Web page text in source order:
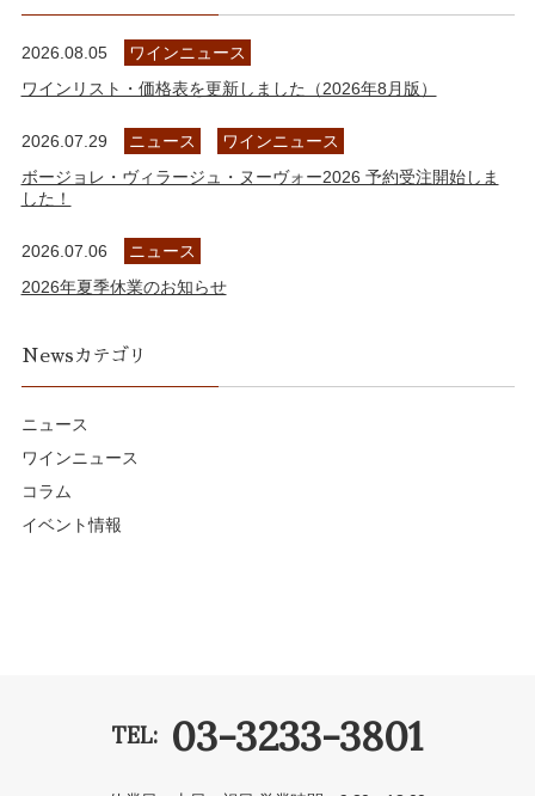
2026.08.05
ワインニュース
ワインリスト・価格表を更新しました（2026年8月版）
2026.07.29 ニュース
ワインニュース
ボージョレ・ヴィラージュ・ヌーヴォー2026 予約受注開始しま
した！
2026.07.06
ニュース
2026年夏季休業のお知らせ
Newsカテゴリ
ニュース
ワインニュース
コラム
イベント情報
TEL: 03-3233-3801